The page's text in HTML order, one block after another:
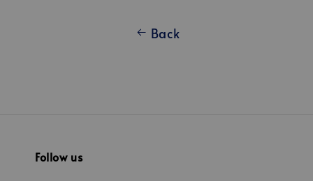
Back
Follow us